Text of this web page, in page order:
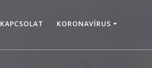
KAPCSOLAT KORONAVÍRUS